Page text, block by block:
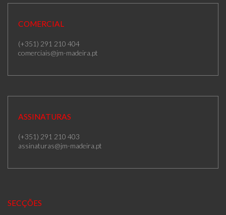
COMERCIAL
(+351) 291 210 404
comerciais@jm-madeira.pt
ASSINATURAS
(+351) 291 210 403
assinaturas@jm-madeira.pt
SECÇÕES